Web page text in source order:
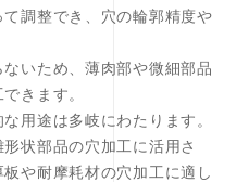
調整でき、穴の輪郭精度や
いため、薄肉部や微細部品
きます。
用途は多岐にわたります。
状部品の穴加工に活用さ
や耐摩耗材の穴加工に適し